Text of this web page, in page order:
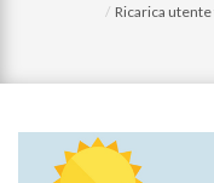
Ricarica